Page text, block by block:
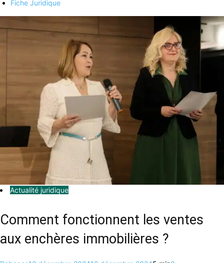
Fiche Juridique
Actualité juridique
Comment fonctionnent les ventes
aux enchères immobilières ?